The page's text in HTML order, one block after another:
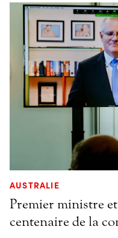
AUSTRALIE
Premier ministre
centenaire de la